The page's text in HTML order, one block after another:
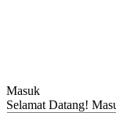
Masuk
Selamat Datang!